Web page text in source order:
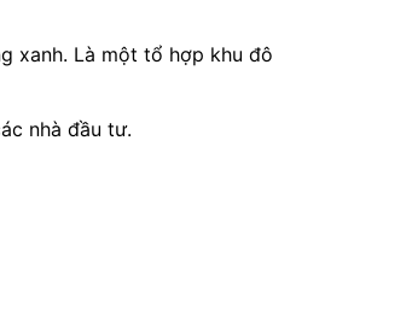
xanh. Là một tổ hợp khu đô
nhà đầu tư.